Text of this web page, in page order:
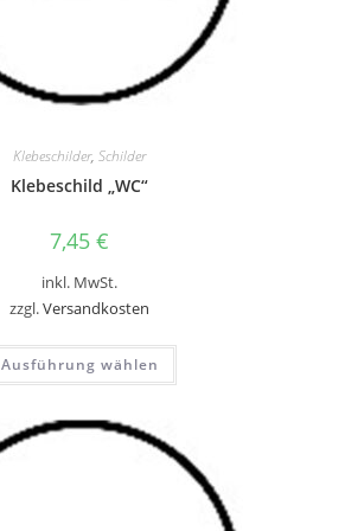
Klebeschilder, Schilder
Klebeschild „WC“
7,45 €
inkl. MwSt.
zzgl.Versandkosten
Ausführung wählen
Dieses
weist
Die
Optionen
können